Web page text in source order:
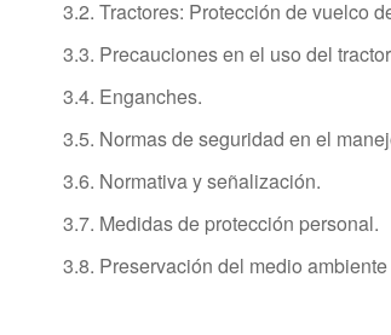
3.2. Tractores: Protección de vuelco
3.3. Precauciones en el uso del
3.4. Enganches.
3.5. Normas de seguridad en el
3.6. Normativa y señalización.
3.7. Medidas de protección personal.
3.8. Preservación del medio